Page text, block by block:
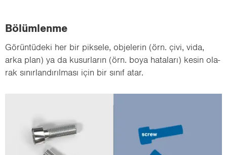
Bö­lüm­len­me
Gö­rün­tü­de­ki her bir pik­se­le, ob­je­le­rin (örn. çivi, vida,
arka plan) ya da ku­sur­la­rın (örn. boya ha­ta­la­rı) kesin ola­
rak sı­nır­lan­dı­rıl­ma­sı için bir sınıf atar.